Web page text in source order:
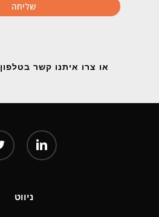
או צרו איתנו קשר בטלפון 054-4635797
linkedin
ניווט